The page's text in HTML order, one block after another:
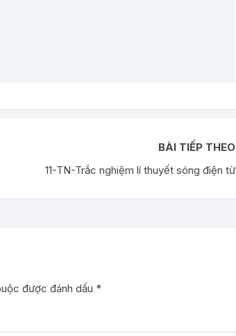
BÀI TIẾP THEO
11-TN-Trắc nghiệm lí thuyết sóng điện từ
được đánh dấu *